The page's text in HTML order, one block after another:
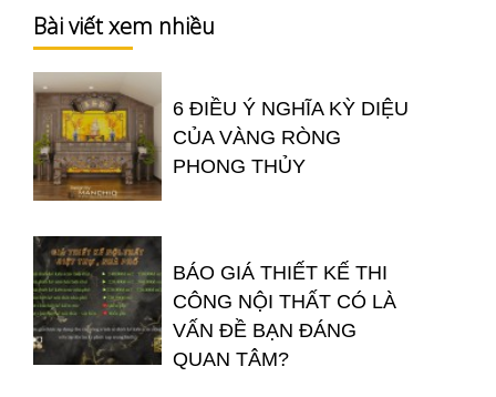
Bài viết xem nhiều
6 ĐIỀU Ý NGHĨA KỲ DIỆU
CỦA VÀNG RÒNG
PHONG THỦY
BÁO GIÁ THIẾT KẾ THI
CÔNG NỘI THẤT CÓ LÀ
VẤN ĐỀ BẠN ĐÁNG
QUAN TÂM?